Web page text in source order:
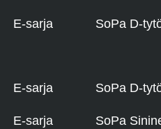
E-sarja SoPa D-
E-sarja SoPa D-
E-sarja SoPa